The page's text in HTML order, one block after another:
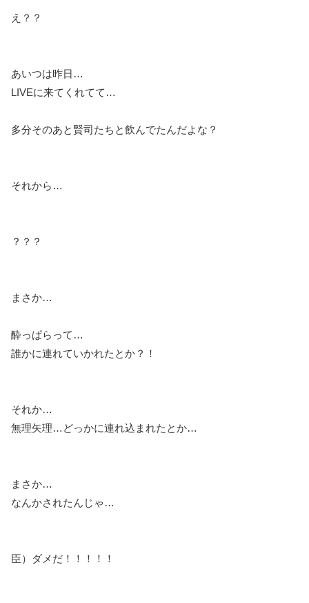
え？？
あいつは昨日…
LIVEに来てくれてて…
多分そのあと賢司たちと飲んでたんだよな？
それから…
？？？
まさか…
酔っぱらって…
誰かに連れていかれたとか？！
それか…
無理矢理…どっかに連れ込まれたとか…
まさか…
なんかされたんじゃ…
臣）ダメだ！！！！！